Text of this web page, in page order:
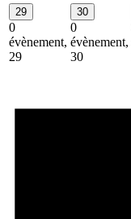
29
0
évènement,
29
30
0
évènement,
30